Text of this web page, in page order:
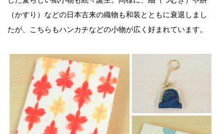
（かすり）などの日本古来の織物も和装とともに衰退しまし
たが、こちらもハンカチなどの小物が広く好まれています。